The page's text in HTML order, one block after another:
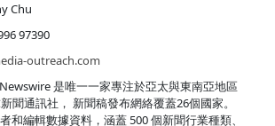
Chu
97390
outreach.com
是唯一一家專注於亞太與東南亞地區
聞通訊社， 新聞稿發布網絡覆蓋26個國家。
和編輯數據資料，涵蓋 500 個新聞行業種類、